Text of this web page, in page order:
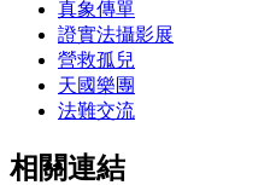
真象傳單
證實法攝影展
營救孤兒
天國樂團
法難交流
相關連結